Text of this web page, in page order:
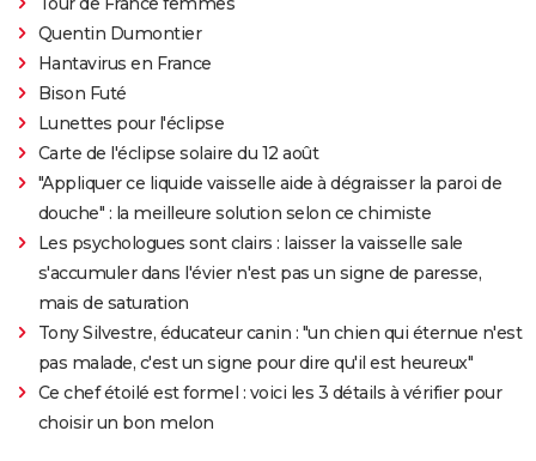
Quentin Dumontier
Hantavirus en France
Bison Futé
Lunettes pour l'éclipse
Carte de l'éclipse solaire du 12 août
"Appliquer ce liquide vaisselle aide à dégraisser la paroi de
douche" : la meilleure solution selon ce chimiste
Les psychologues sont clairs : laisser la vaisselle sale
s'accumuler dans l'évier n'est pas un signe de paresse,
mais de saturation
Tony Silvestre, éducateur canin : "un chien qui éternue n'est
pas malade, c'est un signe pour dire qu'il est heureux"
Ce chef étoilé est formel : voici les 3 détails à vérifier pour
choisir un bon melon